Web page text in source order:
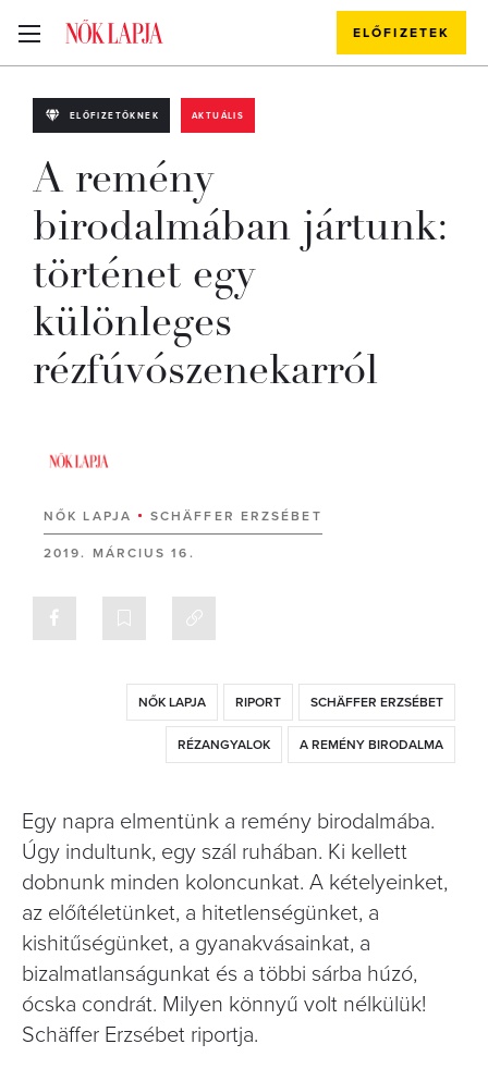
ELŐFIZETEK
ELŐFIZETŐKNEK AKTUÁLIS
A remény
birodalmában jártunk:
történet egy
különleges
rézfúvószenekarról
NŐK LAPJA SCHÄFFER ERZSÉBET
2019. MÁRCIUS 16.
NŐK LAPJA RIPORT SCHÄFFER ERZSÉBET
RÉZANGYALOK A REMÉNY BIRODALMA
Egy napra elmentünk a remény birodalmába.
Úgy indultunk, egy szál ruhában. Ki kellett
dobnunk minden koloncunkat. A kételyeinket,
az előítéletünket, a hitetlenségünket, a
kishitűségünket, a gyanakvásainkat, a
bizalmatlanságunkat és a többi sárba húzó,
ócska condrát. Milyen könnyű volt nélkülük!
Schäffer Erzsébet riportja.